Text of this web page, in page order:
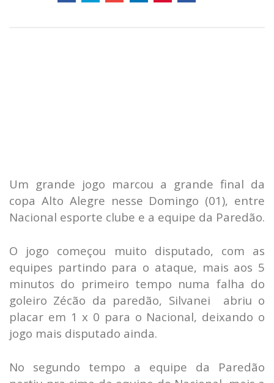
Um grande jogo marcou a grande final da
copa Alto Alegre nesse Domingo (01), entre
Nacional esporte clube e a equipe da Paredão.
O jogo começou muito disputado, com as
equipes partindo para o ataque, mais aos 5
minutos do primeiro tempo numa falha do
goleiro Zécão da paredão, Silvanei abriu o
placar em 1 x 0 para o Nacional, deixando o
jogo mais disputado ainda.
No segundo tempo a equipe da Paredão